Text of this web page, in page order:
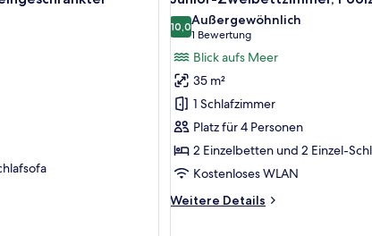
Fotos
für
Junior-
Zweibettzimmer,
Poolzugang,
Meerblick
anzeigen
10,010,0 von 10
Außergewöhnlich
1 Bewertung
(1
Bewertung)
Blick aufs Meer
35 m²
1 Schlafzimmer
Platz für 4 Personen
2 Einzelbetten und 2 Einzel-
Kostenloses WLAN
Weitere Details
Weitere